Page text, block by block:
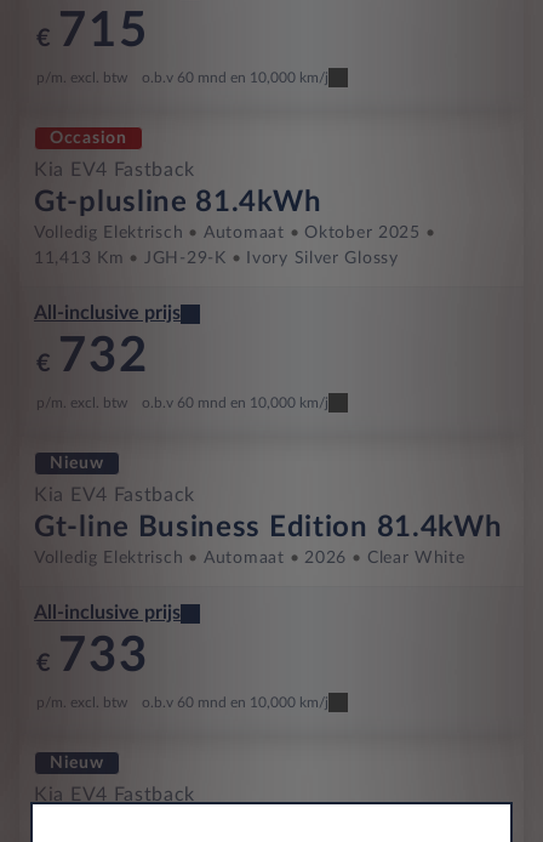
€ 715
p/m. excl. btw o.b.v 60 mnd en 10,000 km/j
Occasion
Kia EV4 Fastback
Gt-plusline 81.4kWh
Volledig Elektrisch Automaat
Oktober 2025
11,413 Km
JGH-29-K Ivory Silver Glossy
All-inclusive prijs
€ 732
p/m. excl. btw o.b.v 60 mnd en 10,000 km/j
Nieuw
Kia EV4 Fastback
Gt-line Business Edition 81.4kWh
Volledig Elektrisch Automaat 2026 Clear White
All-inclusive prijs
€ 733
p/m. excl. btw o.b.v 60 mnd en 10,000 km/j
Nieuw
Kia EV4 Fastback